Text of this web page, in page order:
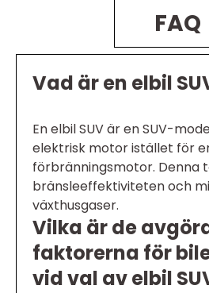
FAQ
Vad är en elbil
En elbil SUV är en SUV-
elektrisk motor istället för
förbränningsmotor. Denna
bränsleeffektiviteten och
växthusgaser.
Vilka är de
faktorerna för
vid val av elbil